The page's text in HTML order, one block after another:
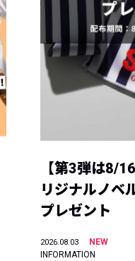
【第3弾は8/
リジナルノベ
プレゼント
2026.08.03
NEW
INFORMATION